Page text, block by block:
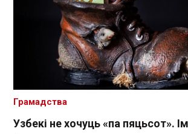
Узбекі не хочуць «па пяцьсот».
Грамадства